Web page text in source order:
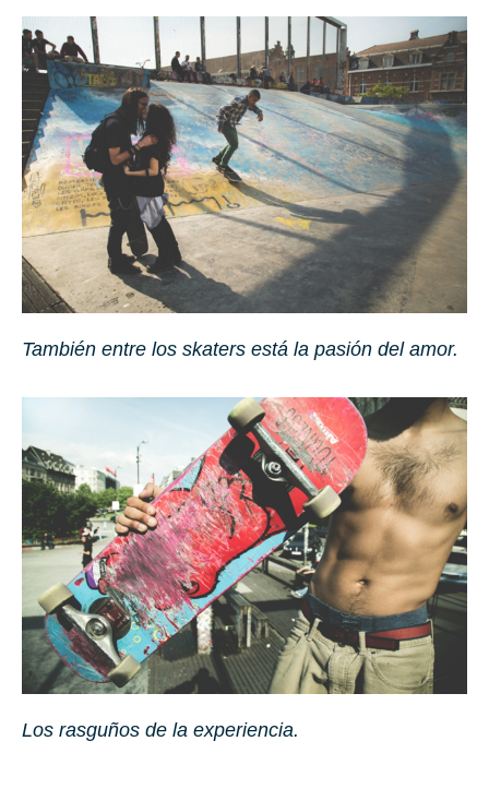
También entre los ska­ters está la pasión del amor.
Los rasguños de la experiencia.